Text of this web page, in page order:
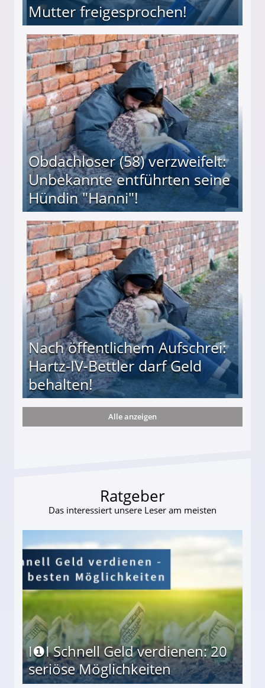
Mutter freigesprochen!
Mutter freigesprochen!
Obdachloser (58) verzweifelt:
Unbekannte entführten seine
Hündin "Hanni"!
entführten seine Hündin "Hanni"!
Nach öffentlichem Aufschrei:
Hartz-IV-Bettler darf Geld
behalten!
darf Geld behalten!
Alle anzeigen
Ratgeber
Das interessiert unsere Leser am meisten
I❶I Schnell Geld verdienen: 20
seriöse Möglichkeiten